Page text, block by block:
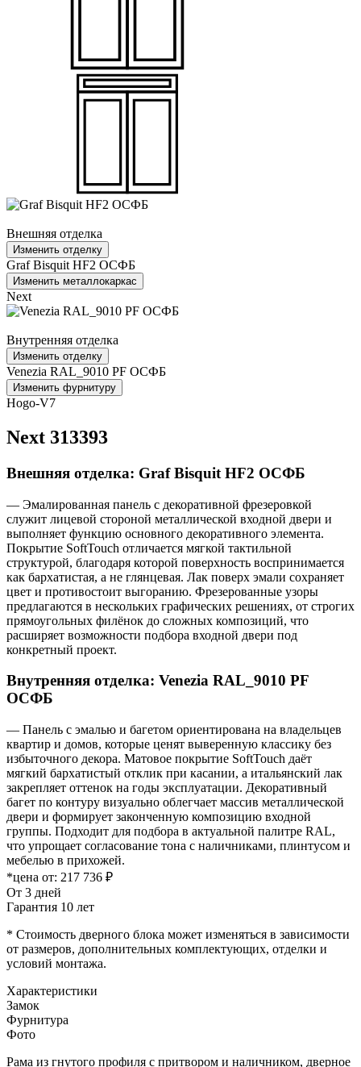
Внешняя отделка
Изменить отделку
Graf Bisquit HF2 ОСФБ
Изменить металлокаркас
Next
Внутренняя отделка
Изменить отделку
Venezia RAL_9010 PF ОСФБ
Изменить фурнитуру
Hogo-V7
Next 313393
Внешняя отделка: Graf Bisquit HF2 ОСФБ
— Эмалированная панель с декоративной фрезеровкой
служит лицевой стороной металлической входной двери и
выполняет функцию основного декоративного элемента.
Покрытие SoftTouch отличается мягкой тактильной
структурой, благодаря которой поверхность воспринимается
как бархатистая, а не глянцевая. Лак поверх эмали сохраняет
цвет и противостоит выгоранию. Фрезерованные узоры
предлагаются в нескольких графических решениях, от строгих
прямоугольных филёнок до сложных композиций, что
расширяет возможности подбора входной двери под
конкретный проект.
Внутренняя отделка: Venezia RAL_9010 PF
ОСФБ
— Панель с эмалью и багетом ориентирована на владельцев
квартир и домов, которые ценят выверенную классику без
избыточного декора. Матовое покрытие SoftTouch даёт
мягкий бархатистый отклик при касании, а итальянский лак
закрепляет оттенок на годы эксплуатации. Декоративный
багет по контуру визуально облегчает массив металлической
двери и формирует законченную композицию входной
группы. Подходит для подбора в актуальной палитре RAL,
что упрощает согласование тона с наличниками, плинтусом и
мебелью в прихожей.
*цена от: 217 736 ₽
От 3 дней
Гарантия 10 лет
* Стоимость дверного блока может изменяться в зависимости
от размеров, дополнительных комплектующих, отделки и
условий монтажа.
Характеристики
Замок
Фурнитура
Фото
Рама из гнутого профиля с притвором и наличником, дверное